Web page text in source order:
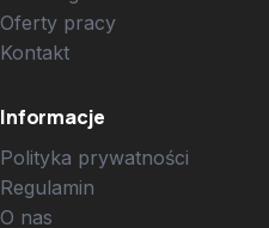
Oferty pracy
Kontakt
Informacje
Polityka prywatności
Regulamin
O nas